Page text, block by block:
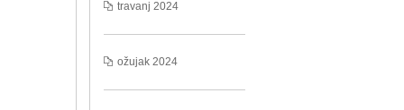
travanj 2024
ožujak 2024